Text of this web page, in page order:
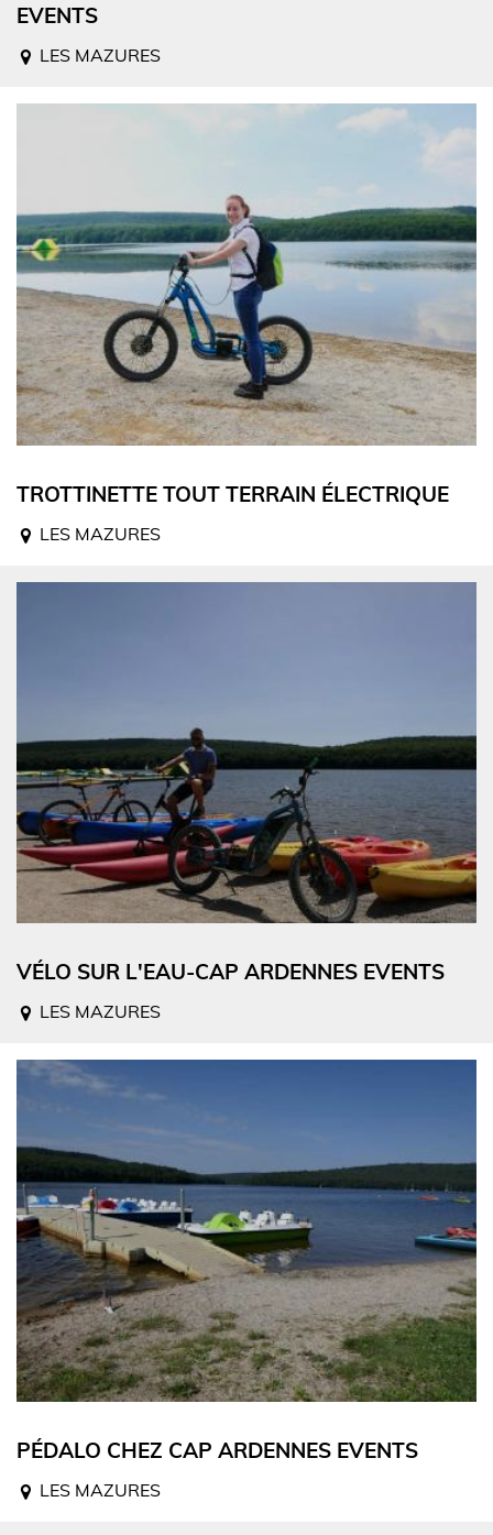
EVENTS
LES MAZURES
TROTTINETTE TOUT TERRAIN ÉLECTRIQUE
LES MAZURES
VÉLO SUR L'EAU-CAP ARDENNES EVENTS
LES MAZURES
PÉDALO CHEZ CAP ARDENNES EVENTS
LES MAZURES